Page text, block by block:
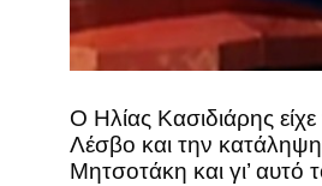
Ο Ηλίας Κασιδιάρης
Λέσβο και την
Μητσοτάκη και γι’